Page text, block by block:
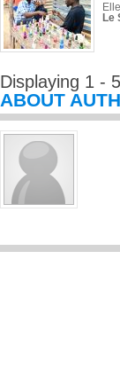
Le
Displaying 1 -
ABOUT